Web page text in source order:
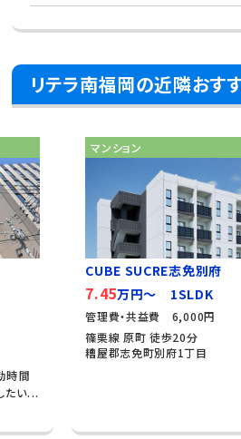
リテラ南福岡の近隣おす
時間
たい...
マンション
CUBE SUCRE志免別府
7.45万円～ 1SLDK
管理費・共益費 6,000円
篠栗線 原町 徒歩20分
糟屋郡志免町別府1丁目